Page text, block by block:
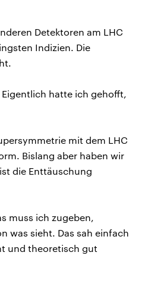
Detektoren am LHC
Indizien. Die
Eigentlich hatte ich gehofft,
mit dem LHC
Bislang aber haben wir
die Enttäuschung
muss ich zugeben,
was sieht. Das sah einfach
und theoretisch gut